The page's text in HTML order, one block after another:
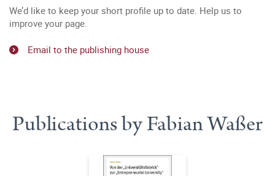
We’d like to keep your short profile up to date. Help us to
improve your page.
Email to the publishing house
Publications by Fabian Waßer